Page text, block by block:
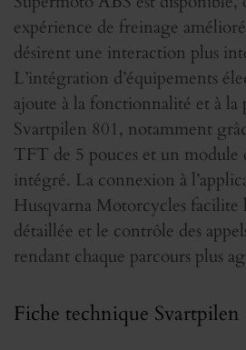
expérience de freinage
désirent une interaction plus
L’intégration d’équipements
ajoute à la fonctionnalité et à la
Svartpilen 801, notamment
TFT de 5 pouces et un
intégré. La connexion à
Husqvarna Motorcycles facilite
détaillée et le contrôle des
rendant chaque parcours plus
Fiche technique Svartpilen